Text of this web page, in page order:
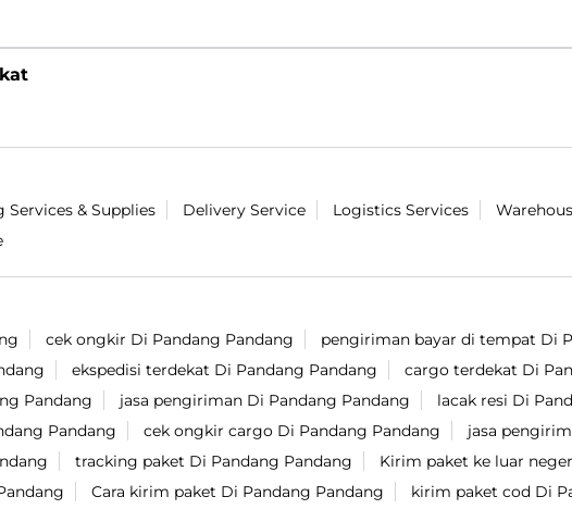
Services & Supplies Delivery Service Logistics Services
cek ongkir Di Pandang Pandang pengiriman bayar di tempat Di
ekspedisi terdekat Di Pandang Pandang
cargo terdekat Di
Pandang
jasa pengiriman Di Pandang Pandang
lacak resi Di
Pandang
cek ongkir cargo Di Pandang Pandang
jasa
tracking paket Di Pandang Pandang
Kirim paket ke luar
Cara kirim paket Di Pandang Pandang kirim paket cod Di